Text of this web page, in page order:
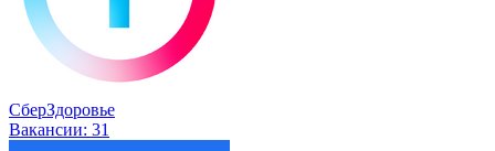
СберЗдоровье
Вакансии: 31